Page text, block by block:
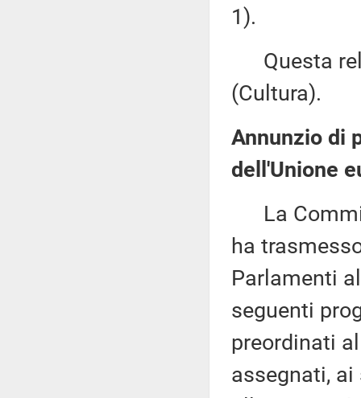
1).
Questa
(Cultura).
Annunzio di
dell'Unione
La
ha
Parlamenti
seguenti
preordinati
assegnati,